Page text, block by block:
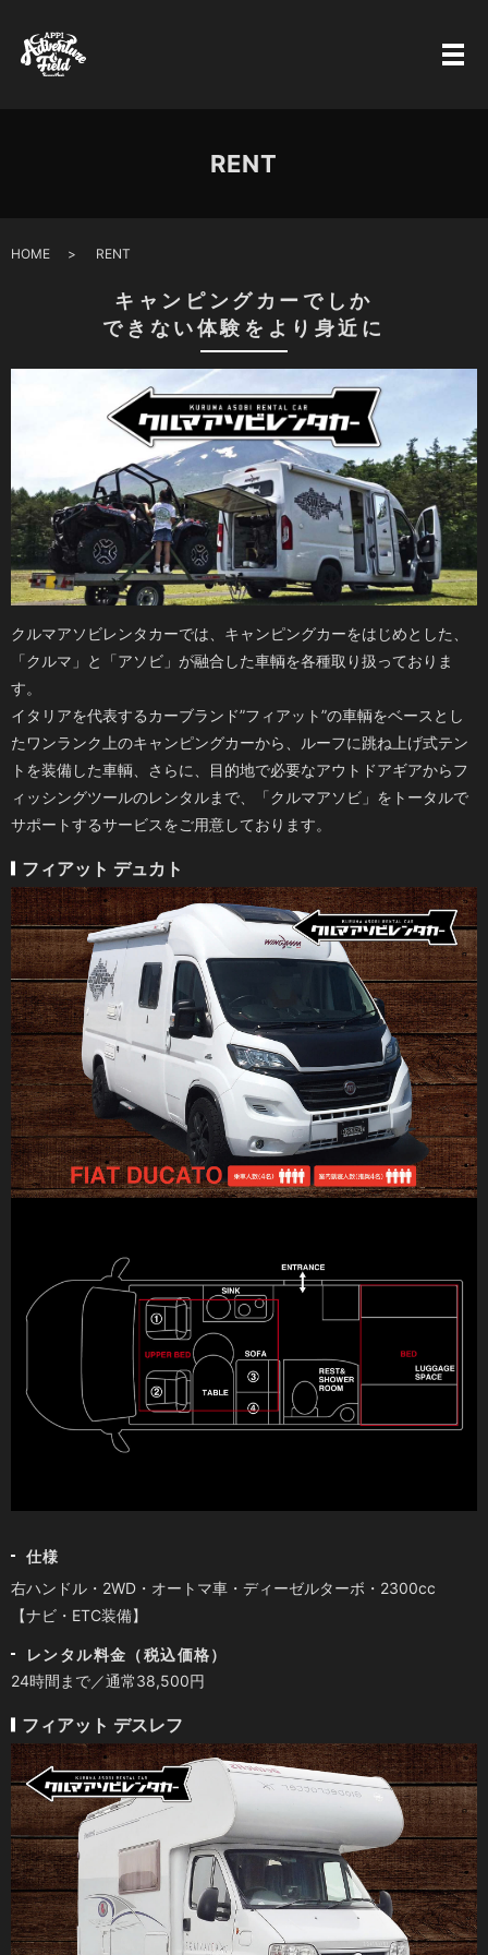
RENT
HOME RENT
キャンピングカーでしか
できない体験をより身近に
クルマアソビレンタカーでは、キャンピングカーをはじめとした、
「クルマ」と「アソビ」が融合した車輌を各種取り扱っておりま
す。
イタリアを代表するカーブランド”フィアット”の車輌をベースとし
たワンランク上のキャンピングカーから、ルーフに跳ね上げ式テン
トを装備した車輌、さらに、目的地で必要なアウトドアギアからフ
ィッシングツールのレンタルまで、「クルマアソビ」をトータルで
サポートするサービスをご用意しております。
フィアット デュカト
仕様
右ハンドル・2WD・オートマ車・ディーゼルターボ・2300cc
【ナビ・ETC装備】
レンタル料金（税込価格）
24時間まで／通常38,500円
フィアット デスレフ